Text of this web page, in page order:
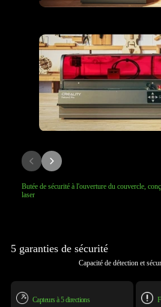
Butée de sécurité à l'ouverture du couvercle,
laser
5 garanties de sécurité
Capacité de détection et
Capteurs à 5 directions